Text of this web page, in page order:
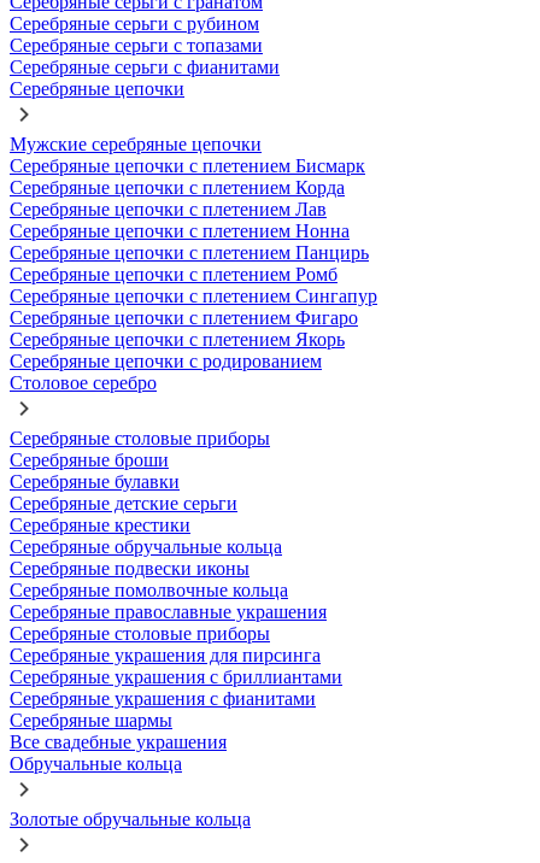
Серебряные серьги с рубином
Серебряные серьги с топазами
Серебряные серьги с фианитами
Серебряные цепочки
Мужские серебряные цепочки
Серебряные цепочки с плетением Бисмарк
Серебряные цепочки с плетением Корда
Серебряные цепочки с плетением Лав
Серебряные цепочки с плетением Нонна
Серебряные цепочки с плетением Панцирь
Серебряные цепочки с плетением Ромб
Серебряные цепочки с плетением Сингапур
Серебряные цепочки с плетением Фигаро
Серебряные цепочки с плетением Якорь
Серебряные цепочки с родированием
Столовое серебро
Серебряные столовые приборы
Серебряные броши
Серебряные булавки
Серебряные детские серьги
Серебряные крестики
Серебряные обручальные кольца
Серебряные подвески иконы
Серебряные помолвочные кольца
Серебряные православные украшения
Серебряные столовые приборы
Серебряные украшения для пирсинга
Серебряные украшения с бриллиантами
Серебряные украшения с фианитами
Серебряные шармы
Все свадебные украшения
Обручальные кольца
Золотые обручальные кольца